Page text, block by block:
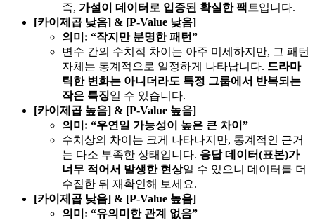
즉, 가설이 데이터로 입증된 확실한 팩트입니다.
[카이제곱 낮음] & [P-Value 낮음]
의미: “작지만 분명한 패턴”
변수 간의 수치적 차이는 아주 미세하지만, 그 패턴
자체는 통계적으로 일정하게 나타납니다. 드라마
틱한 변화는 아니더라도 특정 그룹에서 반복되는
작은 특징일 수 있습니다.
[카이제곱 높음] & [P-Value 높음]
의미: “우연일 가능성이 높은 큰 차이”
수치상의 차이는 크게 나타나지만, 통계적인 근거
는 다소 부족한 상태입니다. 응답 데이터(표본)가
너무 적어서 발생한 현상일 수 있으니 데이터를 더
수집한 뒤 재확인해 보세요.
[카이제곱 낮음] & [P-Value 높음]
의미: “유의미한 관계 없음”